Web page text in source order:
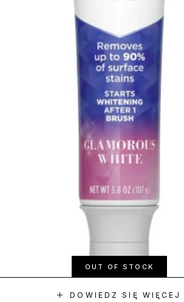
OUT OF STOCK
DOWIEDZ SIĘ WIĘCEJ